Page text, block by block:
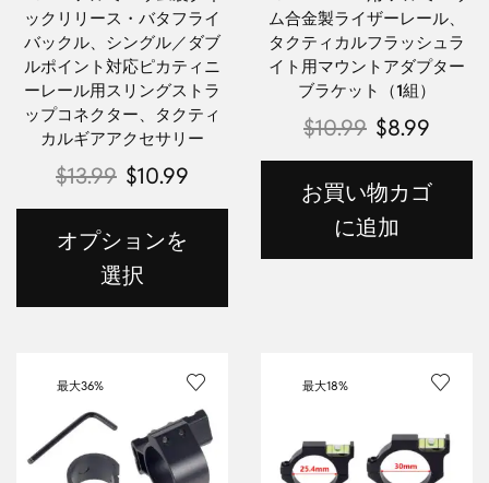
ックリリース・バタフライ
バックル、シングル／ダブ
ルポイント対応ピカティニ
ーレール用スリングストラ
ップコネクター、タクティ
カルギアアクセサリー
$13.99 $10.99
オプションを
選択
ム合金製ライザーレール、
タクティカルフラッシュラ
イト用マウントアダプター
ブラケット（1組）
$10.99 $8.99
お買い物カゴ
に追加
最大36% 最大18%